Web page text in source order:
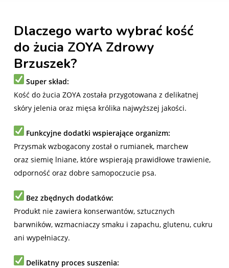
Dlaczego warto wybrać kość
do żucia ZOYA Zdrowy
Brzuszek?
Super skład:
Kość do żucia ZOYA została przygotowana z delikatnej
skóry jelenia oraz mięsa królika najwyższej jakości.
Funkcyjne dodatki wspierające organizm:
Przysmak wzbogacony został o rumianek, marchew
oraz siemię lniane, które wspierają prawidłowe trawienie,
odporność oraz dobre samopoczucie psa.
Bez zbędnych dodatków:
Produkt nie zawiera konserwantów, sztucznych
barwników, wzmacniaczy smaku i zapachu, glutenu, cukru
ani wypełniaczy.
Delikatny proces suszenia: